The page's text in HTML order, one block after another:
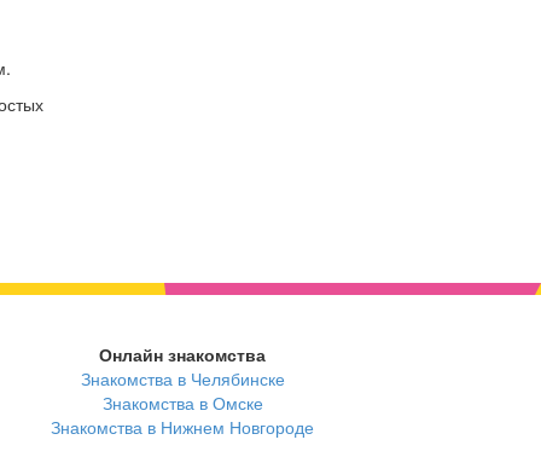
Онлайн знакомства
Знакомства в Челябинске
Знакомства в Омске
Знакомства в Нижнем Новгороде